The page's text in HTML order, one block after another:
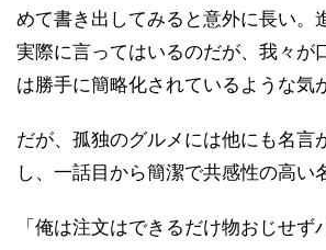
めて書き出してみると意外に長い。
実際に言ってはいるのだが、我々が
は勝手に簡略化されているような気
だが、孤独のグルメには他にも名言
し、一話目から簡潔で共感性の高い
「俺は注文はできるだけ物おじせず